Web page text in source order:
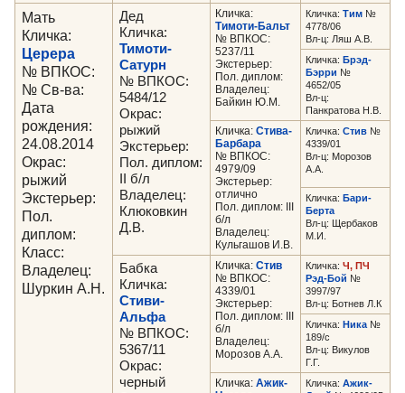
Мать
Кличка:
Церера
№ ВПКОС:
№ Св-ва:
Дата
рождения:
24.08.2014
Окрас:
рыжий
Экстерьер:
Пол.
диплом:
Класс:
Владелец:
Шуркин А.Н.
Дед
Кличка:
Тимоти-
Сатурн
№ ВПКОС:
5484/12
Окрас:
рыжий
Экстерьер:
Пол. диплом:
II б/л
Владелец:
Клюковкин
Д.В.
Кличка:
Тимоти-Бальт
№ ВПКОС:
5237/11
Экстерьер:
Пол. диплом:
Владелец:
Байкин Ю.М.
Кличка: Тим №
4778/06
Вл-ц: Ляш А.В.
Кличка: Брэд-
Бэрри №
4652/05
Вл-ц:
Панкратова Н.В.
Кличка: Стива-
Барбара
№ ВПКОС:
4979/09
Экстерьер:
отлично
Пол. диплом: III
б/л
Владелец:
Кульгашов И.В.
Кличка: Стив №
4339/01
Вл-ц: Морозов
А.А.
Кличка: Бари-
Берта
Вл-ц: Щербаков
М.И.
Бабка
Кличка:
Стиви-
Альфа
№ ВПКОС:
5367/11
Окрас:
черный
Кличка: Стив
№ ВПКОС:
4339/01
Экстерьер:
Пол. диплом: III
б/л
Владелец:
Морозов А.А.
Кличка: Ч, ПЧ
Рэд-Бой №
3997/97
Вл-ц: Ботнев Л.К
Кличка: Ника №
189/с
Вл-ц: Викулов
Г.Г.
Кличка: Ажик-
Кличка: Ажик-